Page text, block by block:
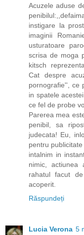
Acuzele aduse
instigare la
imaginii
usturatoare
scrisa de moga
kitsch
Cat despre
pornografie'', ce
in spatele
ce fel de probe
Parerea mea
penibil, sa
judecata! Eu,
pentru
intalnim in
nimic, actiunea
rahatul facut
acoperit.
Răspundeți
Lucia Verona 5